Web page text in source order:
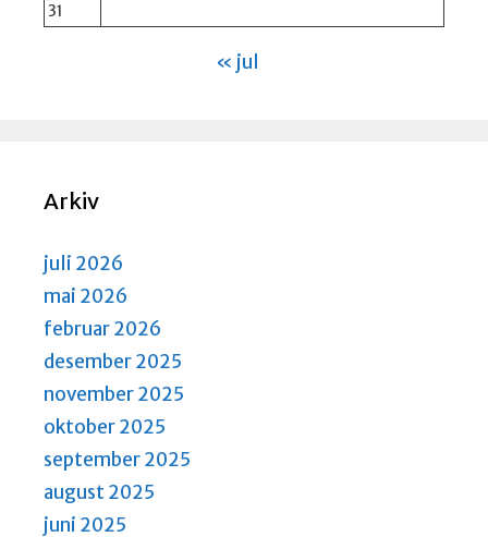
31
« jul
Arkiv
juli 2026
mai 2026
februar 2026
desember 2025
november 2025
oktober 2025
september 2025
august 2025
juni 2025